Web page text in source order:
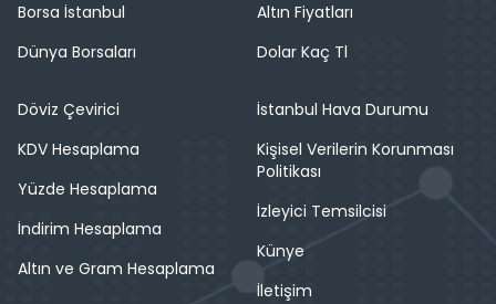
Borsa İstanbul
Dünya Borsaları
Altın Fiyatları
Dolar Kaç Tl
Döviz Çevirici
KDV Hesaplama
Yüzde Hesaplama
İndirim Hesaplama
Altın ve Gram Hesaplama
İstanbul Hava Durumu
Kişisel Verilerin Korunması
Politikası
İzleyici Temsilcisi
Künye
İletişim